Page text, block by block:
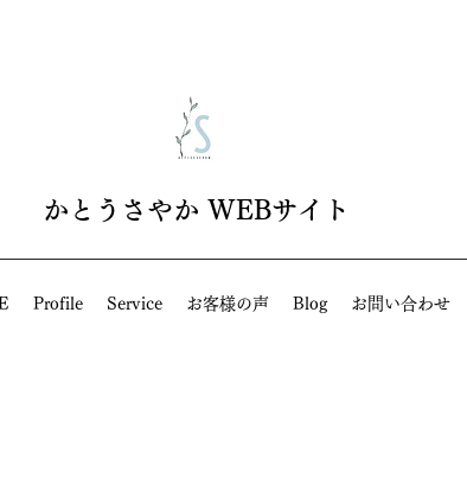
​かとうさやか WEBサイト
Profile Service お客様の声 Blog お問い合わせ